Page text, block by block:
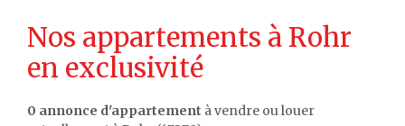
Nos appartements à Rohr
en exclusivité
0 annonce d'appartement à vendre ou louer